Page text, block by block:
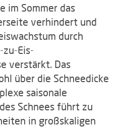
im Sommer das
verhindert und
durch
zu-Eis-
verstärkt. Das
über die Schneedicke
saisonale
Schnees führt zu
in großskaligen